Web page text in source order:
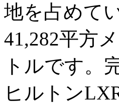
地を占めて
41,282平方
トルです。
ヒルトン